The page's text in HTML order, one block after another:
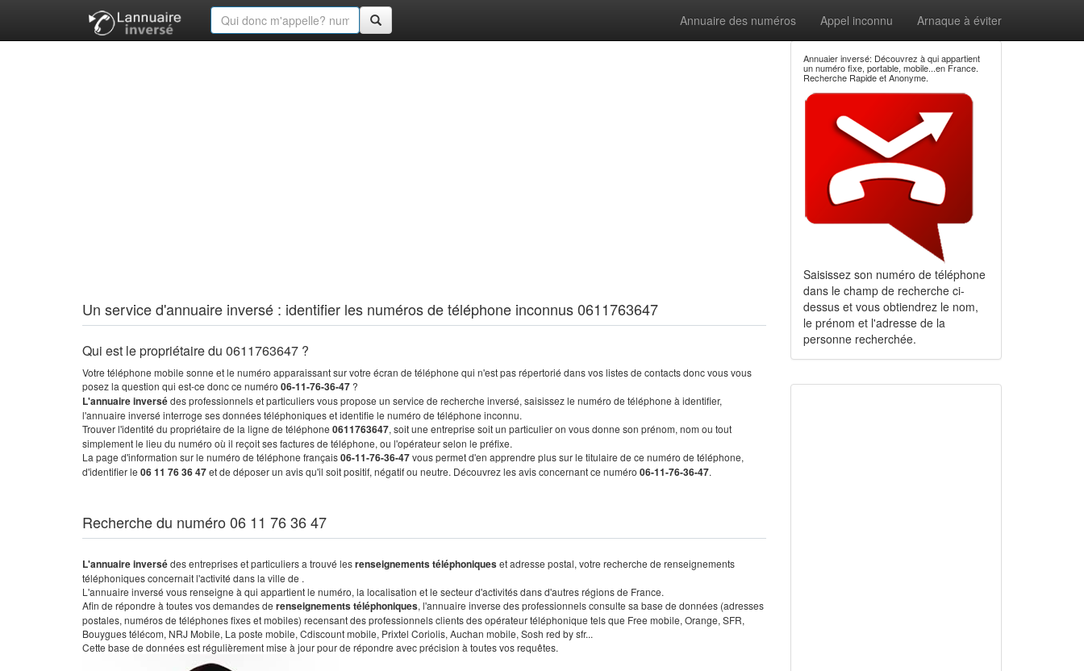
Annuaire des numéros Appel inconnu Arnaque à éviter
Un service d'annuaire inversé : identifier les numéros de téléphone inconnus 0611763647
Qui est le propriétaire du 0611763647 ?
Votre téléphone mobile sonne et le numéro apparaissant sur votre écran de téléphone qui n'est pas répertorié dans vos listes de contacts donc vous vous
posez la question qui est-ce donc ce numéro 06-11-76-36-47 ?
L'annuaire inversédes professionnels et particuliers vous propose un service de recherche inversé, saisissez le numéro de téléphone à identifier,
l'annuaire inversé interroge ses données téléphoniques et identifie le numéro de téléphone inconnu.
Trouver l'identité du propriétaire de la ligne de téléphone 0611763647, soit une entreprise soit un particulier on vous donne son prénom, nom ou tout
simplement le lieu du numéro où il reçoit ses factures de téléphone, ou l'opérateur selon le préfixe.
La page d'information sur le numéro de téléphone français06-11-76-36-47vous permet d'en apprendre plus sur le titulaire de ce numéro de téléphone,
d'identifier le 06 11 76 36 47et de déposer un avis qu'il soit positif, négatif ou neutre. Découvrez les avis concernant ce numéro 06-11-76-36-47.
Recherche du numéro 06 11 76 36 47
L'annuaire inversédes entreprises et particuliers a trouvé lesrenseignements téléphoniqueset adresse postal, votre recherche de renseignements
téléphoniques concernait l'activité dans la ville de .
L'annuaire inversé vous renseigne à qui appartient le numéro, la localisation et le secteur d'activités dans d'autres régions de France.
Afin de répondre à toutes vos demandes de renseignements téléphoniques, l'annuaire inverse des professionnels consulte sa base de données (adresses
postales, numéros de téléphones fixes et mobiles) recensant des professionnels clients des opérateur téléphonique tels que Free mobile, Orange, SFR,
Bouygues télécom, NRJ Mobile, La poste mobile, Cdiscount mobile, Prixtel Coriolis, Auchan mobile, Sosh red by sfr...
Cette base de données est régulièrement mise à jour pour de répondre avec précision à toutes vos requêtes.
Annuaier inversé: Découvrez à qui appartient
un numéro fixe, portable, mobile...en France.
Recherche Rapide et Anonyme.
Saisissez son numéro de téléphone
dans le champ de recherche ci-
dessus et vous obtiendrez le nom,
le prénom et l'adresse de la
personne recherchée.